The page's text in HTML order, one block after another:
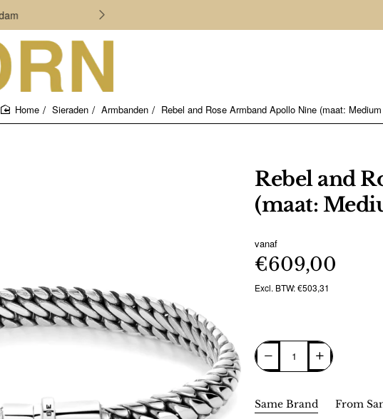
Sieraden Armbanden Rebel and Rose Armband Apollo Nine (maat:
Rebel and
(maat:
vanaf
€609,00
Excl. BTW: €503,31
Same Brand From